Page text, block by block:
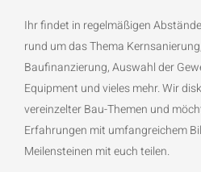
Ihr findet in regelmäßigen
rund um das Thema
Baufinanzierung, Auswahl der
Equipment und vieles mehr. Wir
vereinzelter Bau-Themen und
Erfahrungen mit umfangreichem
Meilensteinen mit euch teilen.